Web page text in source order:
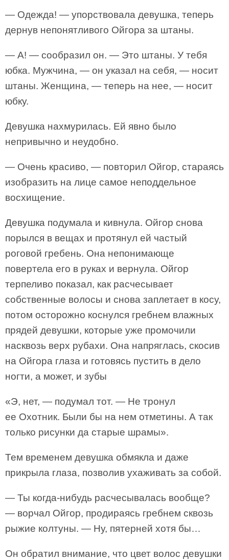
— Одежда! — упорствовала девушка, теперь
дернув непонятливого Ойгора за штаны.
— А! — сообразил он. — Это штаны. У тебя
юбка. Мужчина, — он указал на себя, — носит
штаны. Женщина, — теперь на нее, — носит
юбку.
Девушка нахмурилась. Ей явно было
непривычно и неудобно.
— Очень красиво, — повторил Ойгор, стараясь
изобразить на лице самое неподдельное
восхищение.
Девушка подумала и кивнула. Ойгор снова
порылся в вещах и протянул ей частый
роговой гребень. Она непонимающе
повертела его в руках и вернула. Ойгор
терпеливо показал, как расчесывает
собственные волосы и снова заплетает в косу,
потом осторожно коснулся гребнем влажных
прядей девушки, которые уже промочили
насквозь верх рубахи. Она напряглась, скосив
на Ойгора глаза и готовясь пустить в дело
ногти, а может, и зубы
«Э, нет, — подумал тот. — Не тронул
ее Охотник. Были бы на нем отметины. А так
только рисунки да старые шрамы».
Тем временем девушка обмякла и даже
прикрыла глаза, позволив ухаживать за собой.
— Ты когда-нибудь расчесывалась вообще?
— ворчал Ойгор, продираясь гребнем сквозь
рыжие колтуны. — Ну, пятерней хотя бы…
Он обратил внимание, что цвет волос девушки